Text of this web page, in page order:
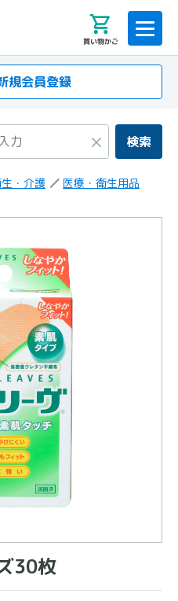
買い物かご
規会員登録
× 検索
・介護 医療・衛生用品
30枚